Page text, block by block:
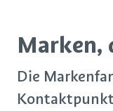
Marken,
Die